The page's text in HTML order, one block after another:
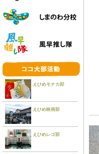
えひめモナカ部
えひめ映画部
えひめレゴ部